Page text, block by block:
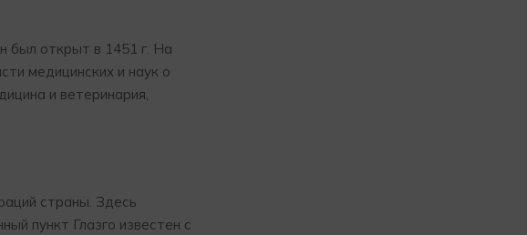
был открыт в 1451 г. На
медицинских и наук о
и ветеринария,
страны. Здесь
пункт Глазго известен с